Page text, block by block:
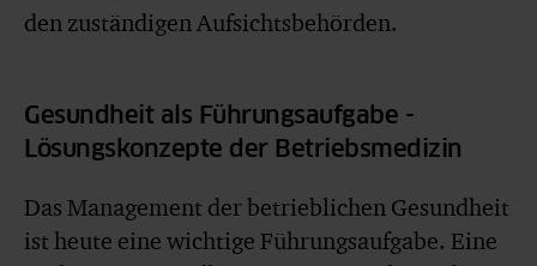
den zuständigen Aufsichtsbehörden.
Gesundheit als Führungsaufgabe -
Lösungskonzepte der Betriebsmedizin
Das Management der betrieblichen Gesundheit
ist heute eine wichtige Führungsaufgabe. Eine